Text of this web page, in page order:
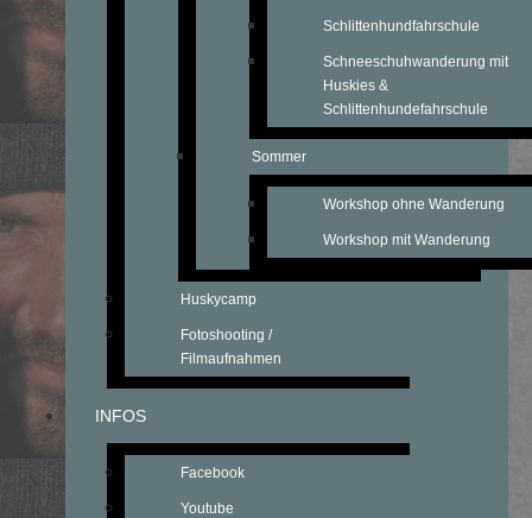
Schlittenhundfahrschule
Schneeschuhwanderung mit
Huskies &
Schlittenhundefahrschule
Sommer
Workshop ohne Wanderung
Workshop mit Wanderung
Huskycamp
Fotoshooting /
Filmaufnahmen
INFOS
Facebook
Youtube